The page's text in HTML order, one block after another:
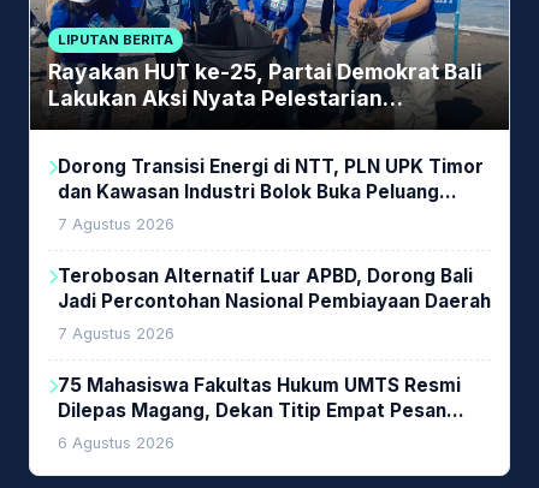
LIPUTAN BERITA
Rayakan HUT ke-25, Partai Demokrat Bali
Lakukan Aksi Nyata Pelestarian
Lingkungan
Dorong Transisi Energi di NTT, PLN UPK Timor
dan Kawasan Industri Bolok Buka Peluang
Investasi Woodchip untuk Cofiring PLTU Bolok
7 Agustus 2026
Terobosan Alternatif Luar APBD, Dorong Bali
Jadi Percontohan Nasional Pembiayaan Daerah
7 Agustus 2026
75 Mahasiswa Fakultas Hukum UMTS Resmi
Dilepas Magang, Dekan Titip Empat Pesan
Penting
6 Agustus 2026